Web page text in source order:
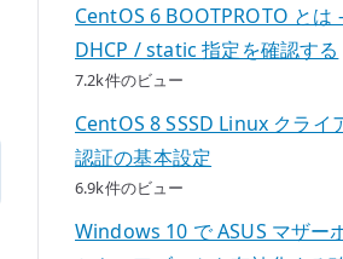
CentOS 6 BOOTPROTO とは
DHCP / static 指定を確認する
7.2k件のビュー
CentOS 8 SSSD Linux クライ
認証の基本設定
6.9k件のビュー
Windows 10 で ASUS マザー